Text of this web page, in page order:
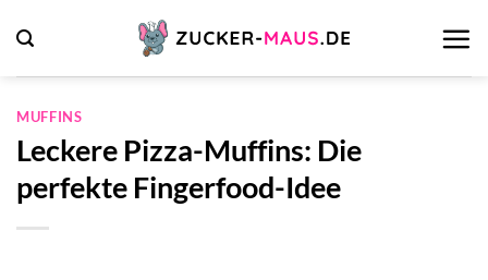
Inhalt
springen
MUFFINS
Leckere Pizza-Muffins: Die
perfekte Fingerfood-Idee